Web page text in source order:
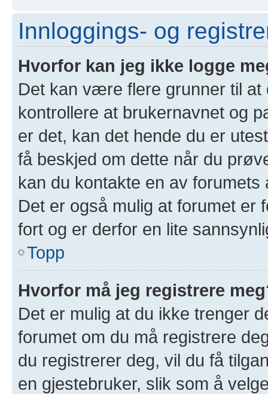
Innloggings- og
Hvorfor kan jeg ikke logge
Det kan være flere grunner til
kontrollere at brukernavnet og
er det, kan det hende du er
få beskjed om dette når du
kan du kontakte en av
Det er også mulig at forumet er
fort og er derfor en lite
Topp
Hvorfor må jeg registrere
Det er mulig at du ikke trenger
forumet om du må registrere
du registrerer deg, vil du få
en gjestebruker, slik som å